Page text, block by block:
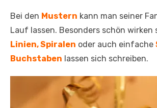
Bei den Mustern kann man seiner
Lauf lassen. Besonders schön wirken
Linien, Spiralen oder auch einfache
Buchstaben lassen sich schreiben.